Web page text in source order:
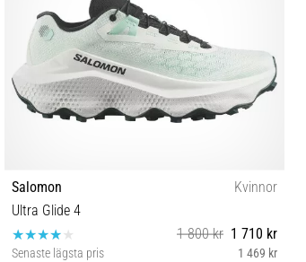
Salomon
Kvinnor
Ultra Glide 4
1 800 kr 1 710 kr
Senaste lägsta pris 1 469 kr